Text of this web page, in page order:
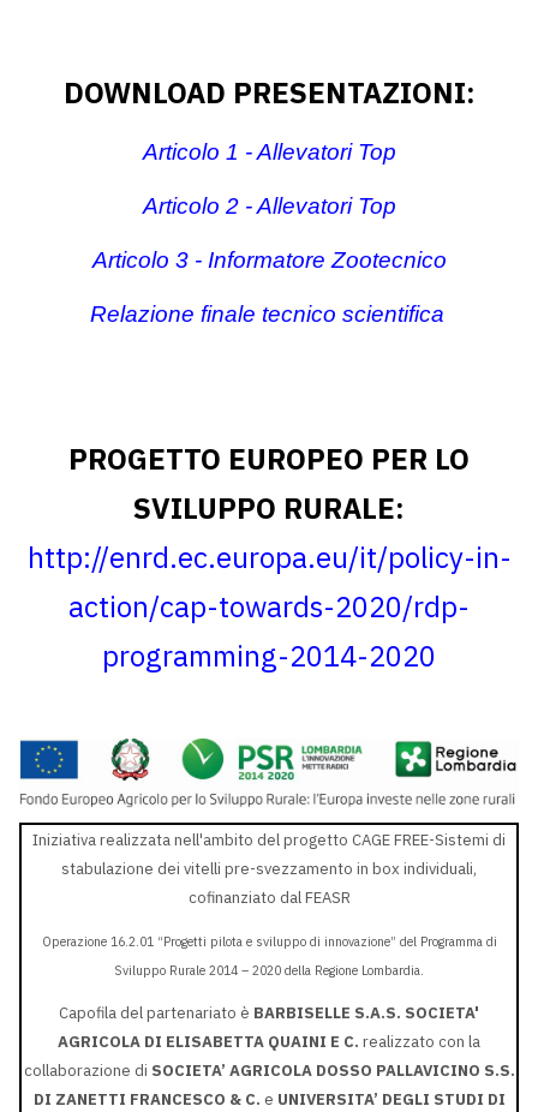
DOWNLOAD PRESENTAZIONI:
Articolo 1 - Allevatori Top
Articolo 2 - Allevatori Top
Articolo 3 - Informatore Zootecnico
Relazione finale tecnico scientifica
PROGETTO EUROPEO PER LO
SVILUPPO RURALE:
http://enrd.ec.europa.eu/it/policy-in-
action/cap-towards-2020/rdp-
programming-2014-2020
Iniziativa realizzata nell'ambito del progetto CAGE FREE-Sistemi di
stabulazione dei vitelli pre-svezzamento in box individuali,
cofinanziato dal FEASR
Operazione 16.2.01 “Progetti pilota e sviluppo di innovazione” del Programma di
Sviluppo Rurale 2014 – 2020 della Regione Lombardia.
Capofila del partenariato è BARBISELLE S.A.S. SOCIETA'
AGRICOLA DI ELISABETTA QUAINI E C. realizzato con la
collaborazione di SOCIETA’ AGRICOLA DOSSO PALLAVICINO S.S.
DI ZANETTI FRANCESCO & C. e UNIVERSITA’ DEGLI STUDI DI